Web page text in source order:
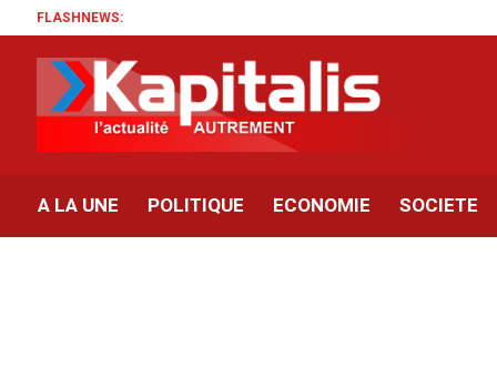
FLASHNEWS:
A LA UNE POLITIQUE ECONOMIE SOCIETE